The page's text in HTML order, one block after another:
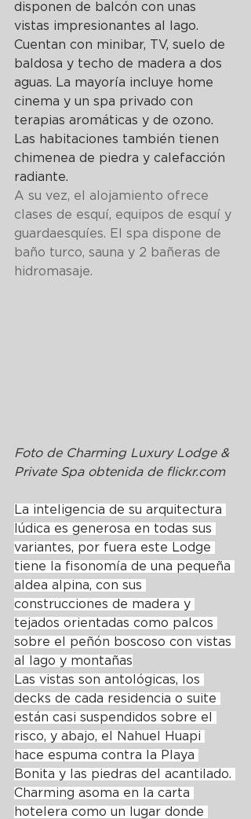
disponen de balcón con unas
vistas impresionantes al lago.
Cuentan con minibar, TV, suelo de
baldosa y techo de madera a dos
aguas. La mayoría incluye home
cinema y un spa privado con
terapias aromáticas y de ozono.
Las habitaciones también tienen
chimenea de piedra y calefacción
radiante.
A su vez, el alojamiento ofrece
clases de esquí, equipos de esquí y
guardaesquíes. El spa dispone de
baño turco, sauna y 2 bañeras de
hidromasaje.
Foto de Charming Luxury Lodge &
Private Spa obtenida de flickr.com
La inteligencia de su arquitectura
lúdica es generosa en todas sus
variantes, por fuera este Lodge
tiene la fisonomía de una pequeña
aldea alpina, con sus
construcciones de madera y
tejados orientadas como palcos
sobre el peñón boscoso con vistas
al lago y montañas
Las vistas son antológicas, los
decks de cada residencia o suite
están casi suspendidos sobre el
risco, y abajo, el Nahuel Huapi
hace espuma contra la Playa
Bonita y las piedras del acantilado.
Charming asoma en la carta
hotelera como un lugar donde